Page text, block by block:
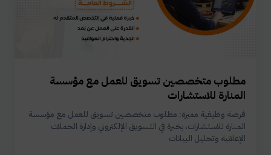
مطلوب متخصصين تسويق للعمل مع مؤسسة
المنارة للاستشارات
فرصة وظيفية مميزة: مطلوب متخصصين تسويق للعمل مع مؤسسة
المنارة للاستشارات، بخبرة في التسويق الإلكتروني وإدارة الحملات
الإعلانية وتحليل البيانات